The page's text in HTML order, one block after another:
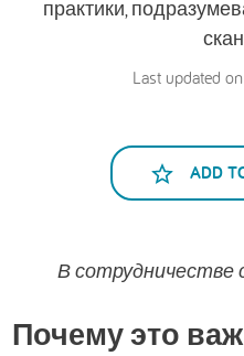
практики,
Last updated
ADD
В сотрудничестве
Почему это